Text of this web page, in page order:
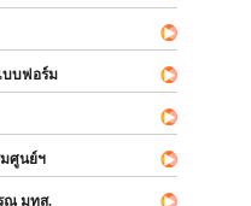
บฟอร์ม
ศูนย์ฯ
ณ มทส.